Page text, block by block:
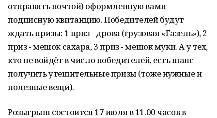
отправить почтой) оформленную вами
подписную квитанцию. Победителей будут
ждать призы: 1 приз - дрова (грузовая «Газель»), 2
приз - мешок сахара, 3 приз - мешок муки. А у тех,
кто не войдёт в число победителей, есть шанс
получить утешительные призы (тоже нужные и
полезные вещи).
Розыгрыш состоится 17 июля в 11.00 часов в